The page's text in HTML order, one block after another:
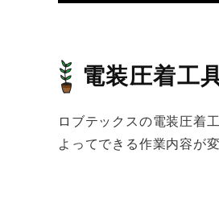
電装圧着工
ロブテックスの電装圧着
よってできる作業内容が